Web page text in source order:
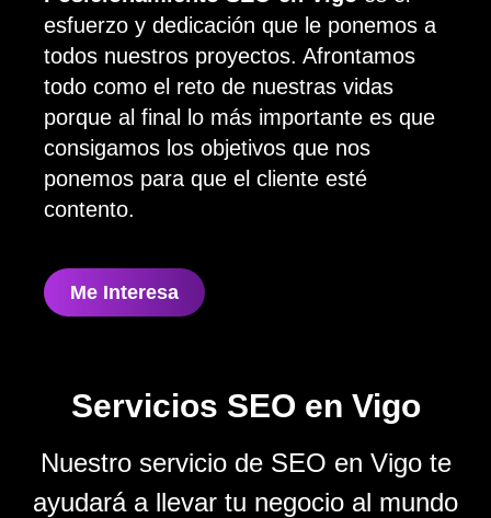
esfuerzo y dedicación que le ponemos a
todos nuestros proyectos. Afrontamos
todo como el reto de nuestras vidas
porque al final lo más importante es que
consigamos los objetivos que nos
ponemos para que el cliente esté
contento.
Me Interesa
Servicios SEO en Vigo
Nuestro servicio de SEO en Vigo te
ayudará a llevar tu negocio al mundo